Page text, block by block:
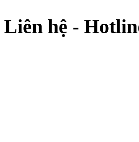
Liên hệ -